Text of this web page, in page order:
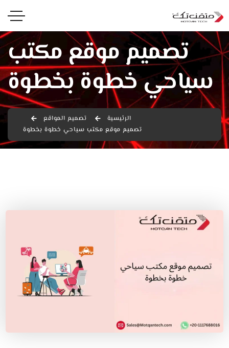
تصميم موقع مكتب
سياحي خطوة بخطوة
الرئيسية
تصميم المواقع
تصميم موقع مكتب سياحي خطوة بخطوة